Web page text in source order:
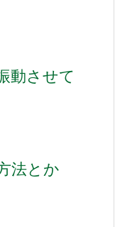
動させて
法とか